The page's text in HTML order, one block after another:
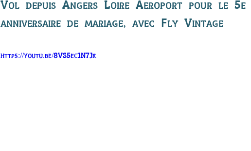
Vol depuis Angers Loire Aeroport pour le 5e
anniversaire de mariage, avec Fly Vintage
https://youtu.be/8VS5ec1N7Jk